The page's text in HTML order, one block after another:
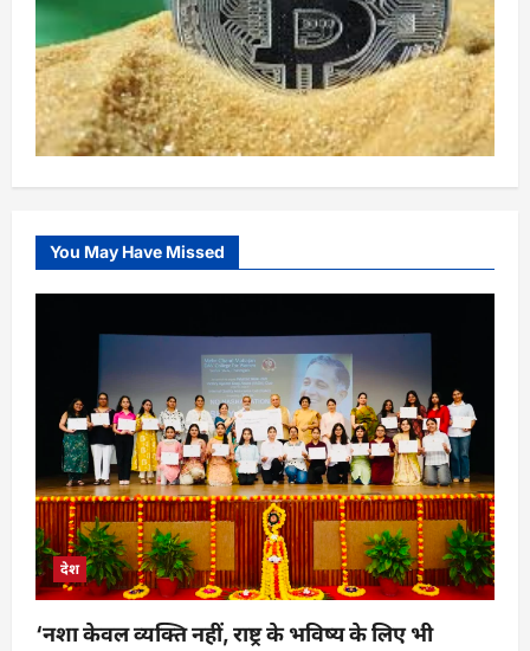
You May Have Missed
देश
‘नशा केवल व्यक्ति नहीं, राष्ट्र के भविष्य के लिए भी